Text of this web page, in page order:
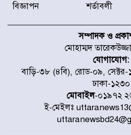
সাগরে
মাতারবাড়ী
যোগ দিয়েছেন
জাতীয়
জেলা
বিজ্ঞাপন শর্তাবলী
সম্পাদক ও
মোহাম্মদ
যোগাযোগ:
বাড়ি-৩৮ (৪বি), রোড-০৯, সেক্টর-
ঢাকা-১২৩০
মোবাইল-০১৯৭২
ই-মেইলঃ